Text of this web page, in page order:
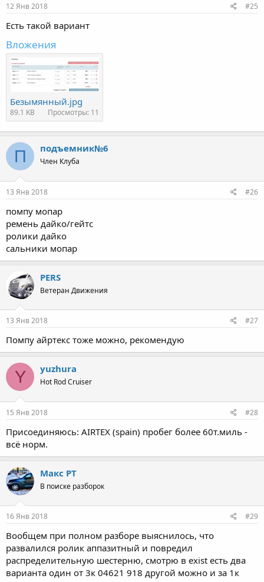
12 Янв 2018 #25
Есть такой вариант
Вложения
Безымянный.jpg
89.1 KB Просмотры: 11
П подъемник№6
Член Клуба
13 Янв 2018 #26
помпу мопар
ремень дайко/гейтс
ролики дайко
сальники мопар
PERS
Ветеран Движения
13 Янв 2018 #27
Помпу айртекс тоже можно, рекомендую
Y yuzhura
Hot Rod Cruiser
15 Янв 2018 #28
Присоединяюсь: AIRTEX (spain) пробег более 60т.миль -
всё норм.
Макс PT
В поиске разборок
16 Янв 2018 #29
Вообщем при полном разборе выяснилось, что
развалился ролик аппазитный и повредил
распределительную шестерню, смотрю в exist есть два
варианта один от 3к 04621 918 другой можно и за 1к